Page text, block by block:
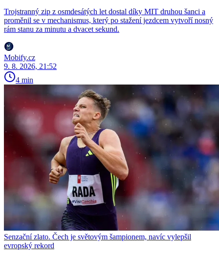
Trojstranný zip z osmdesátých let dostal díky MIT druhou šanci a
proměnil se v mechanismus, který po stažení jezdcem vytvoří nosný
rám stanu za minutu a dvacet sekund.
Mobify.cz
9. 8. 2026, 21:52
4 min
Senzační zlato. Čech je světovým šampionem, navíc vylepšil
evropský rekord